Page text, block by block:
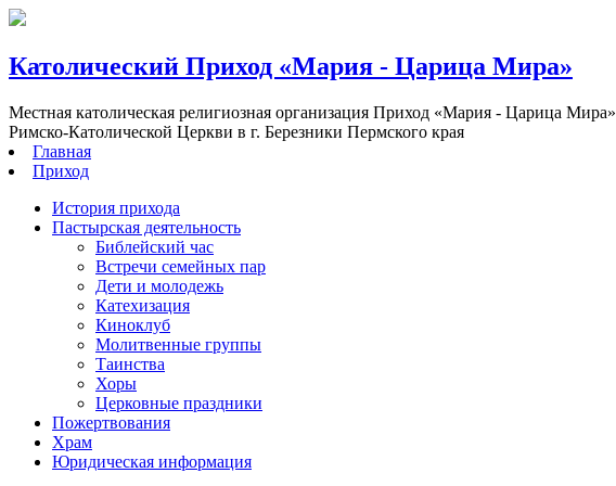
Католический Приход «Мария - Царица Мира»
Местная католическая религиозная организация Приход «Мария - Царица Мира»
Римско-Католической Церкви в г. Березники Пермского края
Главная
Приход
История прихода
Пастырская деятельность
Библейский час
Встречи семейных пар
Дети и молодежь
Катехизация
Киноклуб
Молитвенные группы
Таинства
Хоры
Церковные праздники
Пожертвования
Храм
Юридическая информация